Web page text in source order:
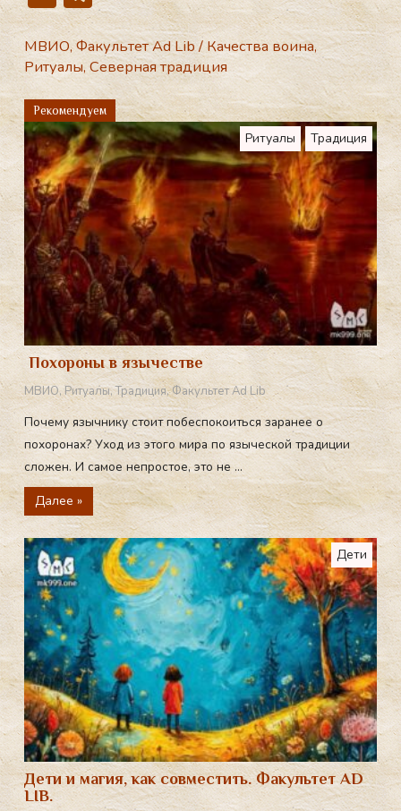
K el
e
gr
a
m
МВИО,Факультет Ad Lib/Качества воина,
Ритуалы,Северная традиция
Рекомендуем
Ритуалы Традиция
Похороны в язычестве
МВИО,Ритуалы,Традиция,Факультет Ad Lib
Почему язычнику стоит побеспокоиться заранее о
похоронах? Уход из этого мира по языческой традиции
сложен. И самое непростое, это не ...
Далее »
Дети
Дети и магия, как совместить. Факультет AD
LIB.